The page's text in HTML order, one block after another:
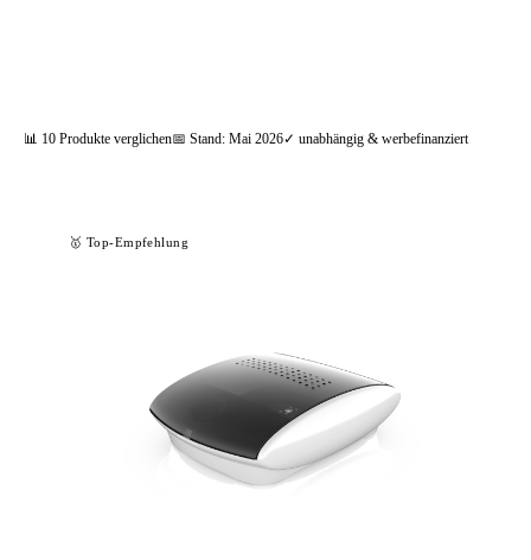
📊 10 Produkte verglichen📅 Stand: Mai 2026✓ unabhängig & werbefinanziert
🥇 Top-Empfehlung